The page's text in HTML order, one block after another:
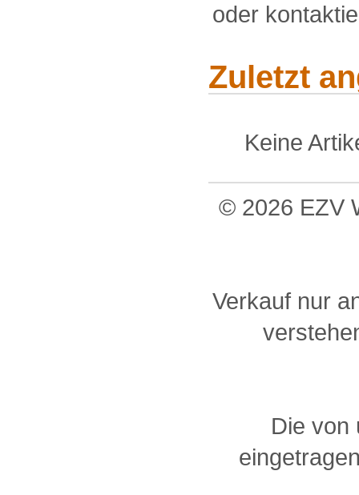
oder
Zuletzt
Keine
© 2026 EZV
Verkauf nur
Die von